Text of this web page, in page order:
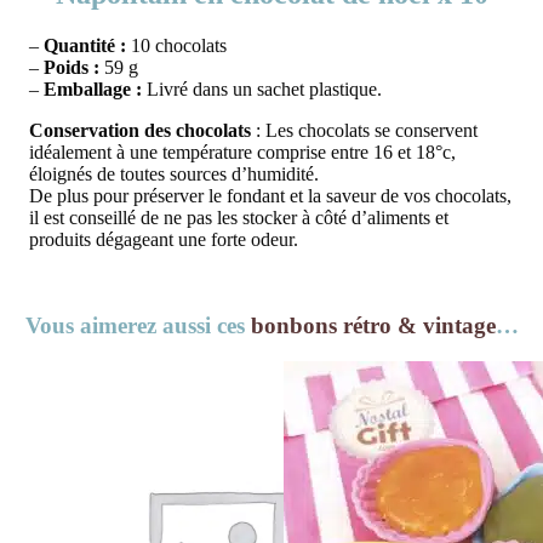
– Quantité : 10 chocolats
– Poids : 59 g
– Emballage : Livré dans un sachet plastique.
Conservation des chocolats : Les chocolats se conservent
idéalement à une température comprise entre 16 et 18°c,
éloignés de toutes sources d’humidité.
De plus pour préserver le fondant et la saveur de vos chocolats,
il est conseillé de ne pas les stocker à côté d’aliments et
produits dégageant une forte odeur.
Vous aimerez aussi ces bonbons rétro & vintage…